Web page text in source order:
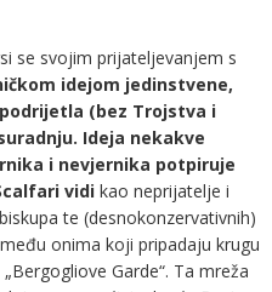
se svojim prijateljevanjem s
idejom jedinstvene,
(bez Trojstva i
Ideja nekakve
i nevjernika potpiruje
vidi kao neprijatelje i
te (desnokonzervativnih)
onima koji pripadaju krugu
Garde“. Ta mreža